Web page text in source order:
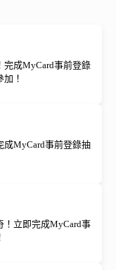
完成MyCard事前登錄
！
成MyCard事前登錄抽
！立即完成MyCard事